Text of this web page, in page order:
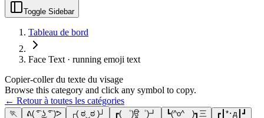
Toggle Sidebar
Tableau de bord
Face Text · running emoji text
Copier-coller du texte du visage
Browse this category and click any symbol to copy.
← Retour à toutes les catégories
🏃 ᕕ( ͡° ͜ʖ ͡° )ᕗ ┌( ಠ‿ಠ )┘ ┏( ゜)ਊ゜)┛ ┗(^o^ )┓三 ┏┃*･д┃┛